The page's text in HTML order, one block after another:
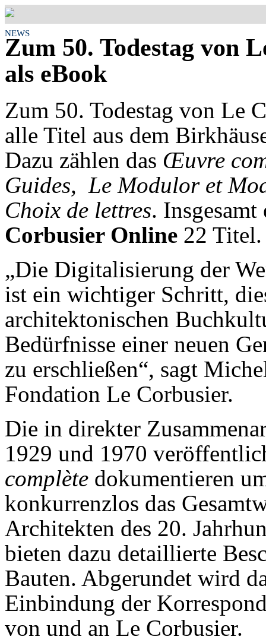
NEWS
Zum 50. Todestag von
als eBook
Zum 50. Todestag von Le
alle Titel aus dem
Dazu zählen das Œuvre
Guides, Le Modulor et
Choix de lettres.
Corbusier Online 22 Titel.
„Die Digitalisierung der
ist ein wichtiger Schritt,
architektonischen
Bedürfnisse einer neuen
zu erschließen“, sagt
Fondation Le Corbusier.
Die in direkter
1929 und 1970
complète dokumentieren
konkurrenzlos das
Architekten des 20.
bieten dazu detaillierte
Bauten. Abgerundet wird
Einbindung der
von und an Le Corbusier.